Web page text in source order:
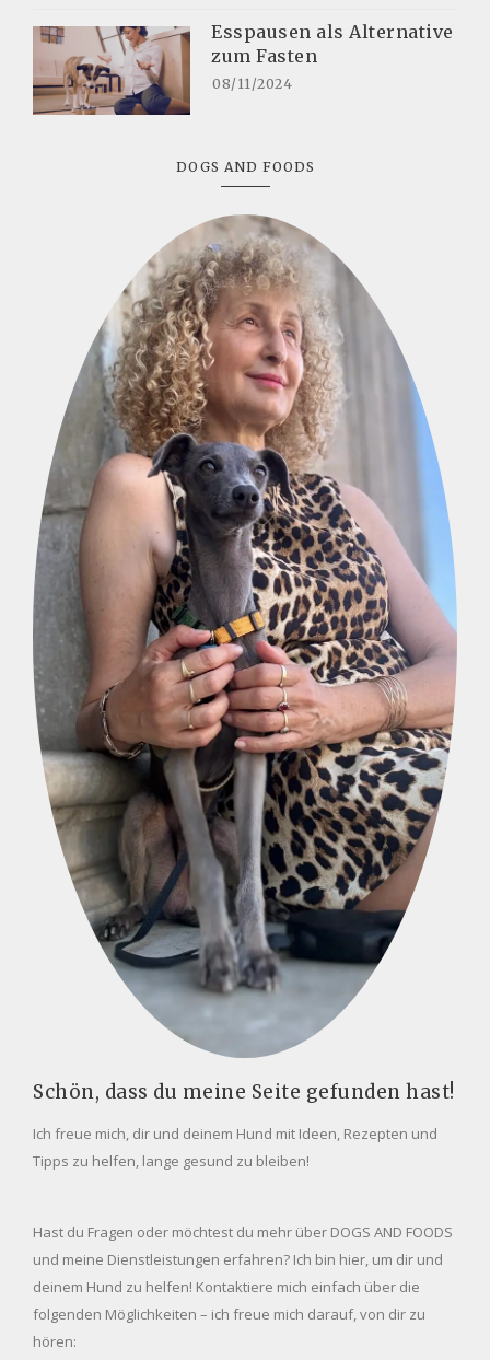
Esspausen als Alternative
zum Fasten
08/11/2024
DOGS AND FOODS
Schön, dass du meine Seite gefunden hast!
Ich freue mich, dir und deinem Hund mit Ideen, Rezepten und
Tipps zu helfen, lange gesund zu bleiben!
Hast du Fragen oder möchtest du mehr über DOGS AND FOODS
und meine Dienstleistungen erfahren? Ich bin hier, um dir und
deinem Hund zu helfen! Kontaktiere mich einfach über die
folgenden Möglichkeiten – ich freue mich darauf, von dir zu
hören: